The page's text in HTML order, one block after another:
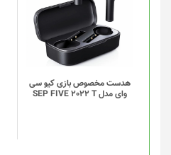
هدست مخصوص بازی کیو سی
وای مدل SEP FIVE 2022 T
دارای
انواع
مختلفی
می
باشد.
گزینه
ها